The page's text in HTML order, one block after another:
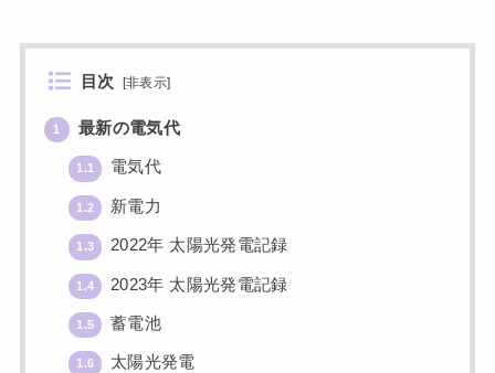
目次 [非表示]
1 最新の電気代
1.1 電気代
1.2 新電力
1.3 2022年 太陽光発電記録
1.4 2023年 太陽光発電記録
1.5 蓄電池
1.6 太陽光発電